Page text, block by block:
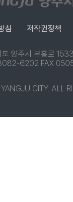
침 저작권정책
양주시 부흥로
6202 FAX
CITY. ALL